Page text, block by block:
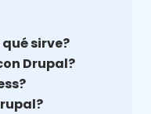
sirve?
Drupal?